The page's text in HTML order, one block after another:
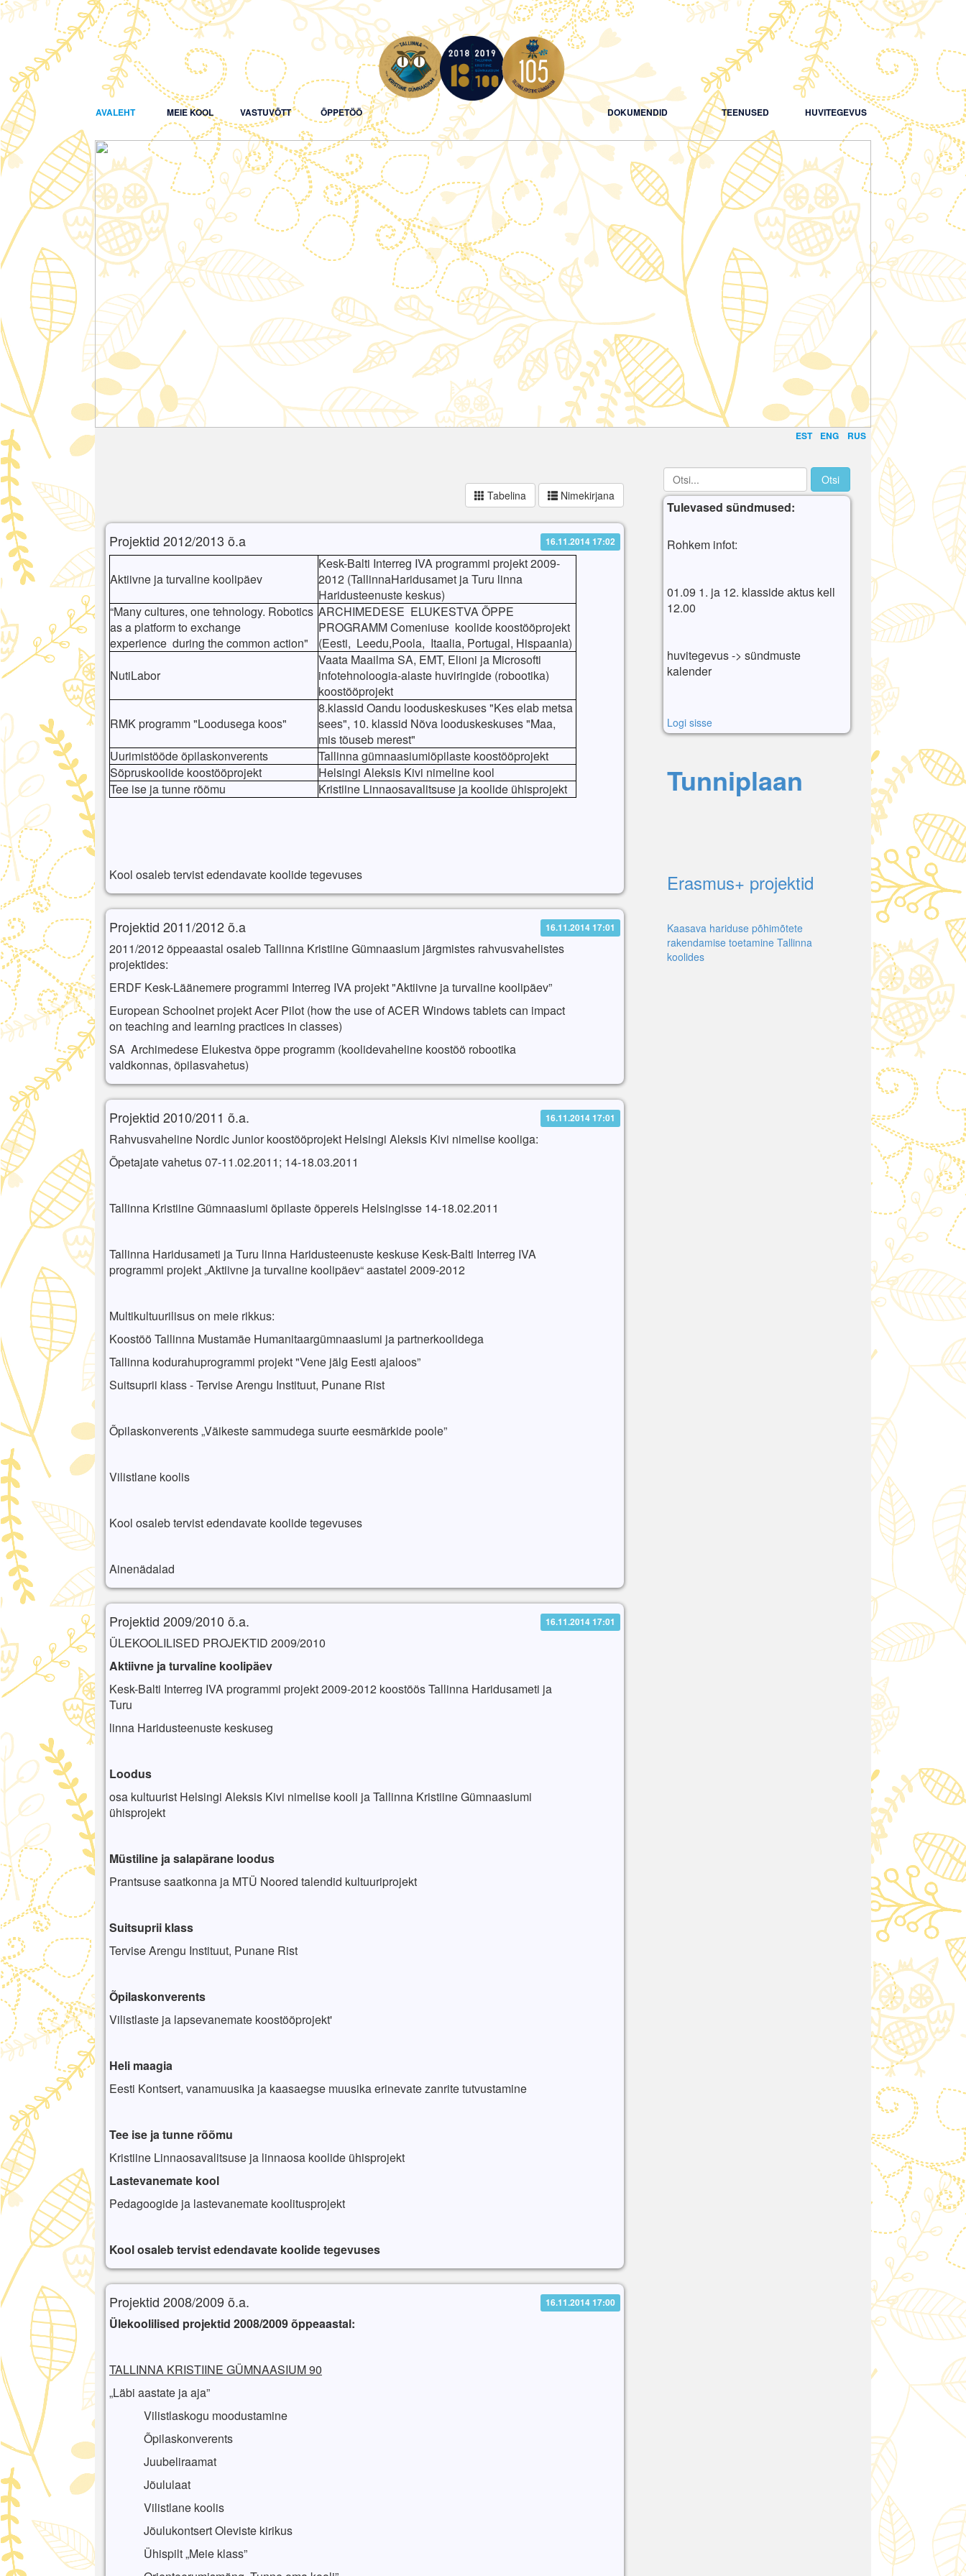
AVALEHT MEIE KOOL VASTUVÕTT ÕPPETÖÖ DOKUMENDID TEENUSED HUVITEGEVUS
EST ENG RUS
Tabelina Nimekirjana
Projektid 2012/2013 õ.a 16.11.2014 17:02
Aktiivne ja turvaline koolipäev
Kesk-Balti Interreg IVA programmi projekt 2009-
2012 (TallinnaHaridusamet ja Turu linna
Haridusteenuste keskus)
“Many cultures, one tehnology. Robotics
as a platform to exchange
experience during the common action"
ARCHIMEDESE ELUKESTVA ÕPPE
PROGRAMM Comeniuse koolide koostööprojekt
(Eesti, Leedu,Poola, Itaalia, Portugal, Hispaania)
NutiLabor
Vaata Maailma SA, EMT, Elioni ja Microsofti
infotehnoloogia-alaste huviringide (robootika)
koostööprojekt
RMK programm "Loodusega koos"
8.klassid Oandu looduskeskuses "Kes elab metsa
sees", 10. klassid Nõva looduskeskuses "Maa,
mis tõuseb merest"
Uurimistööde õpilaskonverents
Tallinna gümnaasiumiõpilaste koostööprojekt
Sõpruskoolide koostööprojekt
Helsingi Aleksis Kivi nimeline kool
Tee ise ja tunne rõõmu
Kristiine Linnaosavalitsuse ja koolide ühisprojekt
Kool osaleb tervist edendavate koolide tegevuses
Projektid 2011/2012 õ.a 16.11.2014 17:01
2011/2012 õppeaastal osaleb Tallinna Kristiine Gümnaasium järgmistes rahvusvahelistes
projektides:
ERDF Kesk-Läänemere programmi Interreg IVA projekt "Aktiivne ja turvaline koolipäev”
European Schoolnet projekt Acer Pilot (how the use of ACER Windows tablets can impact
on teaching and learning practices in classes)
SA Archimedese Elukestva õppe programm (koolidevaheline koostöö robootika
valdkonnas, õpilasvahetus)
Projektid 2010/2011 õ.a. 16.11.2014 17:01
Rahvusvaheline Nordic Junior koostööprojekt Helsingi Aleksis Kivi nimelise kooliga:
Õpetajate vahetus 07-11.02.2011; 14-18.03.2011
Tallinna Kristiine Gümnaasiumi õpilaste õppereis Helsingisse 14-18.02.2011
Tallinna Haridusameti ja Turu linna Haridusteenuste keskuse Kesk-Balti Interreg IVA
programmi projekt „Aktiivne ja turvaline koolipäev“ aastatel 2009-2012
Multikultuurilisus on meie rikkus:
Koostöö Tallinna Mustamäe Humanitaargümnaasiumi ja partnerkoolidega
Tallinna kodurahuprogrammi projekt "Vene jälg Eesti ajaloos”
Suitsuprii klass - Tervise Arengu Instituut, Punane Rist
Õpilaskonverents „Väikeste sammudega suurte eesmärkide poole”
Vilistlane koolis
Kool osaleb tervist edendavate koolide tegevuses
Ainenädalad
Projektid 2009/2010 õ.a. 16.11.2014 17:01
ÜLEKOOLILISED PROJEKTID 2009/2010
Aktiivne ja turvaline koolipäev
Kesk-Balti Interreg IVA programmi projekt 2009-2012 koostöös Tallinna Haridusameti ja
Turu
linna Haridusteenuste keskuseg
Loodus
osa kultuurist Helsingi Aleksis Kivi nimelise kooli ja Tallinna Kristiine Gümnaasiumi
ühisprojekt
Müstiline ja salapärane loodus
Prantsuse saatkonna ja MTÜ Noored talendid kultuuriprojekt
Suitsuprii klass
Tervise Arengu Instituut, Punane Rist
Õpilaskonverents
Vilistlaste ja lapsevanemate koostööprojekt'
Heli maagia
Eesti Kontsert, vanamuusika ja kaasaegse muusika erinevate zanrite tutvustamine
Tee ise ja tunne rõõmu
Kristiine Linnaosavalitsuse ja linnaosa koolide ühisprojekt
Lastevanemate kool
Pedagoogide ja lastevanemate koolitusprojekt
Kool osaleb tervist edendavate koolide tegevuses
Projektid 2008/2009 õ.a. 16.11.2014 17:00
Ülekoolilised projektid 2008/2009 õppeaastal:
TALLINNA KRISTIINE GÜMNAASIUM 90
„Läbi aastate ja aja”
Vilistlaskogu moodustamine
Õpilaskonverents
Juubeliraamat
Jõululaat
Vilistlane koolis
Jõulukontsert Oleviste kirikus
Ühispilt „Meie klass”
Tulevased sündmused:
Rohkem infot:
01.09 1. ja 12. klasside aktus kell
12.00
huvitegevus -> sündmuste
kalender
Logi sisse
Tunniplaan
Erasmus+ projektid
Kaasava hariduse põhimõtete
rakendamise toetamine Tallinna
koolides